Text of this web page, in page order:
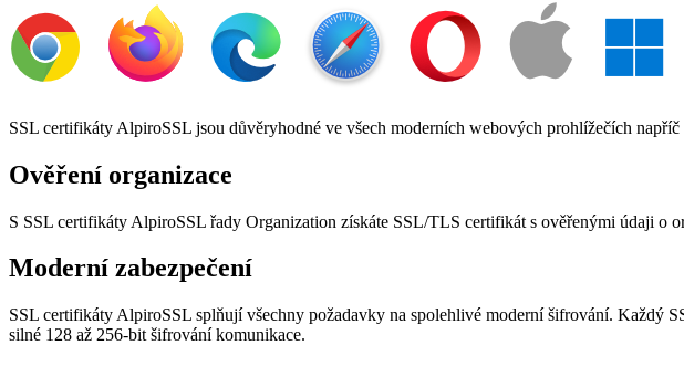
SSL certifikáty AlpiroSSL jsou důvěryhodné ve všech moderních webových prohlížečích
Ověření organizace
S SSL certifikáty AlpiroSSL řady Organization získáte SSL/TLS certifikát s ověřenými údaji o
Moderní zabezpečení
SSL certifikáty AlpiroSSL splňují všechny požadavky na spolehlivé moderní šifrování.
silné 128 až 256-bit šifrování komunikace.